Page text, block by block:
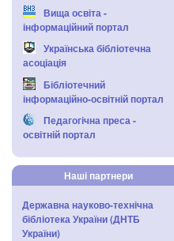
Вища освіта -
інформаційний портал
Українська бібліотечна
асоціація
Бібліотечний
інформаційно-освітній портал
Педагогічна преса -
освітній портал
Наші партнери
Державна науково-технічна
бібліотека України (ДНТБ
України)